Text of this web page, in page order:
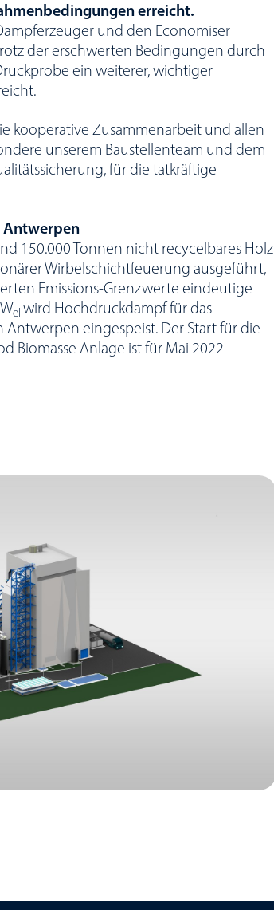
erreicht.
und den Economiser
der erschwerten Bedingungen durch
ein weiterer, wichtiger
kooperative Zusammenarbeit und allen
unserem Baustellenteam und dem
für die tatkräftige
Antwerpen
150.000 Tonnen nicht recycelbares Holz
Wirbelschichtfeuerung ausgeführt,
Emissions-Grenzwerte eindeutige
el wird Hochdruckdampf für das
Antwerpen eingespeist. Der Start für die
Biomasse Anlage ist für Mai 2022